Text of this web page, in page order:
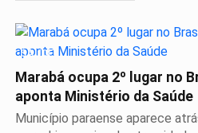
SAÚDE
Marabá ocupa 2º lugar no
aponta Ministério da Saúde
Município paraense aparece